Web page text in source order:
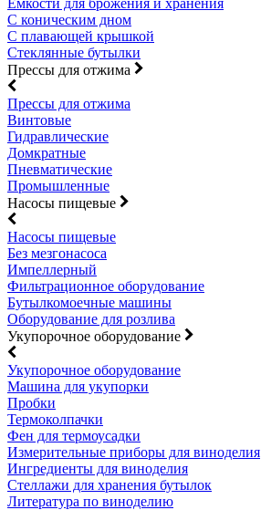
Емкости для брожения и хранения
С коническим дном
С плавающей крышкой
Стеклянные бутылки
Прессы для отжима
Прессы для отжима
Винтовые
Гидравлические
Домкратные
Пневматические
Промышленные
Насосы пищевые
Насосы пищевые
Без мезгонасоса
Импеллерный
Фильтрационное оборудование
Бутылкомоечные машины
Оборудование для розлива
Укупорочное оборудование
Укупорочное оборудование
Машина для укупорки
Пробки
Термоколпачки
Фен для термоусадки
Измерительные приборы для виноделия
Ингредиенты для виноделия
Стеллажи для хранения бутылок
Литература по виноделию